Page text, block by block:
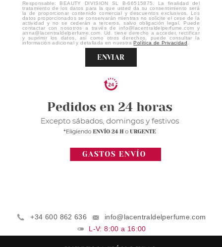
Responsable: BEAUTY DIVISION SL B-66515875. La finalidad del
tratamiento de los datos para la que usted da su consentimiento será
la de proporcionar contenido comercial y descuentos exclusivos. Los
datos proporcionados se conservarán mientras no solicite el cese de la
actividad y no se cederán a terceros, salvo obligación legal. Puede
contactar con nosotros a través de info@lacentraldelperfume.com y
anna@lacentraldelperfume.com. Ud. tiene derecho a acceder, rectificar
y suprimir los datos, así como otros derechos, puede consultar la
información adicional y detallada en nuestraPolítica de Privacidad
ENVIAR
+34 600 862 636
info@lacentraldelperfume.com
L-V: 8:00 a 16:00